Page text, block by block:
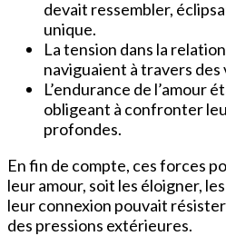
devait ressembler,
unique.
La tension dans la
naviguaient à travers
L’endurance de l’amour
obligeant à confronter
profondes.
En fin de compte, ces forces
leur amour, soit les éloigner,
leur connexion pouvait
des pressions extérieures.